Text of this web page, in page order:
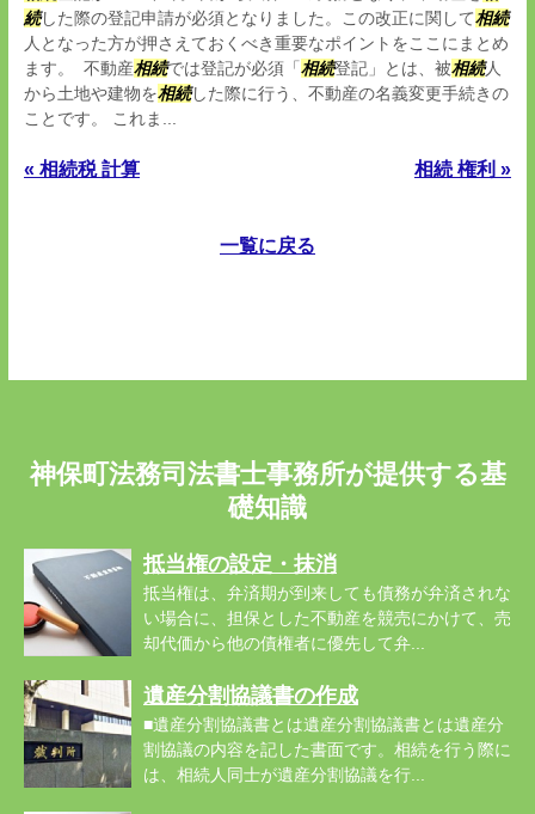
続した際の登記申請が必須となりました。この改正に関して相続
人となった方が押さえておくべき重要なポイントをここにまとめ
ます。 不動産相続では登記が必須「 相続登記」とは、被相続人
から土地や建物を相続した際に行う、不動産の名義変更手続きの
ことです。 これま...
« 相続税 計算 相続 権利 »
一覧に戻る
神保町法務司法書士事務所が提供する基
礎知識
抵当権の設定・抹消
抵当権は、弁済期が到来しても債務が弁済されな
い場合に、担保とした不動産を競売にかけて、売
却代価から他の債権者に優先して弁...
遺産分割協議書の作成
■遺産分割協議書とは遺産分割協議書とは遺産分
割協議の内容を記した書面です。相続を行う際に
は、相続人同士が遺産分割協議を行...